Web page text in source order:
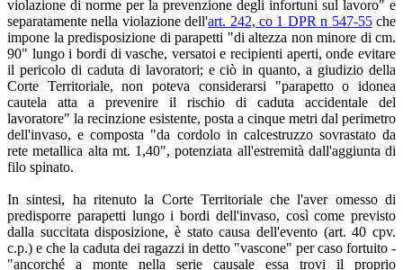
violazione di norme per la prevenzione degli infortuni sul lavoro" e
separatamente nella violazione dell'art. 242, co 1 DPR n 547-55che
impone la predisposizione di parapetti "di altezza non minore di cm.
90" lungo i bordi di vasche, versatoi e recipienti aperti, onde evitare
il pericolo di caduta di lavoratori; e ciò in quanto, a giudizio della
Corte Territoriale, non poteva considerarsi "parapetto o idonea
cautela atta a prevenire il rischio di caduta accidentale del
lavoratore" la recinzione esistente, posta a cinque metri dal perimetro
dell'invaso, e composta "da cordolo in calcestruzzo sovrastato da
rete metallica alta mt. 1,40", potenziata all'estremità dall'aggiunta di
filo spinato.
In sintesi, ha ritenuto la Corte Territoriale che l'aver omesso di
predisporre parapetti lungo i bordi dell'invaso, così come previsto
dalla succitata disposizione, è stato causa dell'evento (art. 40 cpv.
c.p.) e che la caduta dei ragazzi in detto "vascone" per caso fortuito -
"ancorché a monte nella serie causale essa trovi il proprio